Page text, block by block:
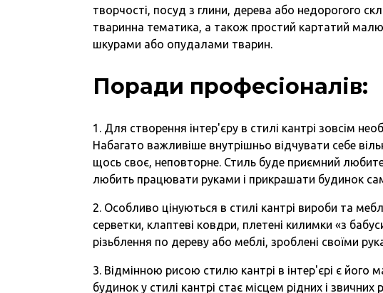
творчості, посуд з глини, дерева або недорогого
тваринна тематика, а також простий картатий
шкурами або опудалами тварин.
Поради професіоналів:
1. Для створення інтер'єру в стилі кантрі зовсім
Набагато важливіше внутрішньо відчувати себе
щось своє, неповторне. Стиль буде приємний
любить працювати руками і прикрашати будинок
2. Особливо цінуються в стилі кантрі вироби та
серветки, клаптеві ковдри, плетені килимки «з
різьблення по дереву або меблі, зроблені своїми
3. Відмінною рисою стилю кантрі в інтер'єрі є його
будинок у стилі кантрі стає місцем рідних і